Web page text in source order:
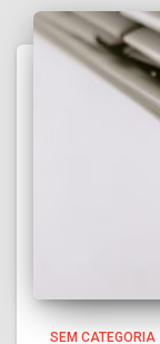
SEM CATEGORIA